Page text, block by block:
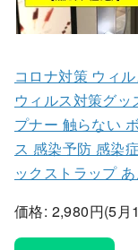
コロナ対策 ウィ
ウィルス対策グ
プナー 触らない
ス 感染予防 感染
ックストラップ
価格: 2,980円(5月